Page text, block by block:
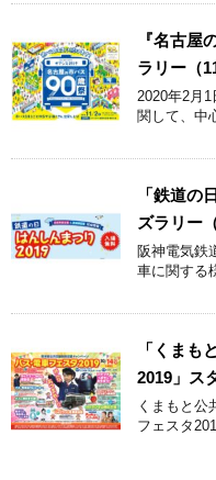
『名古屋
ラリー（
2020年2月
関して、中
「鉄道の
ズラリー
阪神電気鉄
車に関する
「くまも
2019」ス
くまもと公
フェスタ